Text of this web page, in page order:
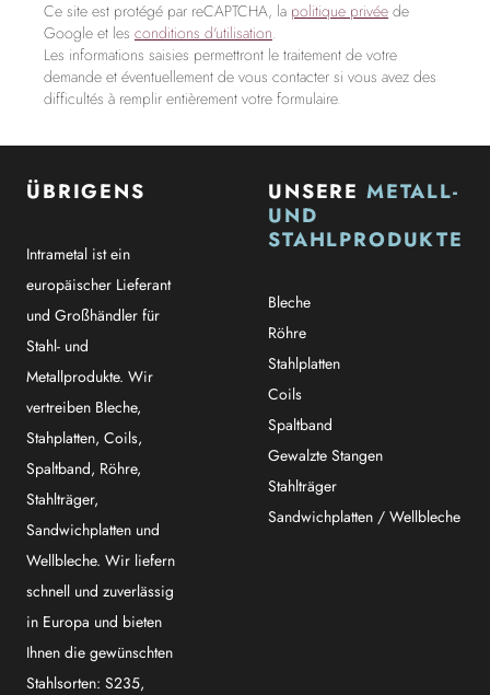
Ce site est protégé par reCAPTCHA, la politique privée de
Google et les conditions d'utilisation.
Les informations saisies permettront le traitement de votre
demande et éventuellement de vous contacter si vous avez des
difficultés à remplir entièrement votre formulaire.
ÜBRIGENS
Intrametal ist ein
europäischer Lieferant
und Großhändler für
Stahl- und
Metallprodukte. Wir
vertreiben Bleche,
Stahplatten, Coils,
Spaltband, Röhre,
Stahlträger,
Sandwichplatten und
Wellbleche. Wir liefern
schnell und zuverlässig
in Europa und bieten
Ihnen die gewünschten
Stahlsorten: S235,
UNSERE METALL-
UND
STAHLPRODUKTE
Bleche
Röhre
Stahlplatten
Coils
Spaltband
Gewalzte Stangen
Stahlträger
Sandwichplatten / Wellbleche